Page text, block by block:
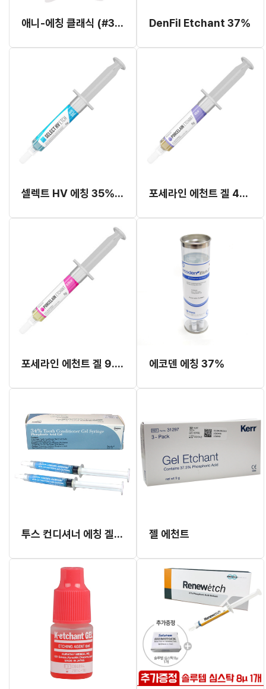
애니-에칭 클래식 (#305-1) DenFil Etchant 37%
셀렉트 HV 에칭 35% 시린지 (4EA)(E-59110P) 포세라인 에천트 겔 4% (E-5720E)
포세라인 에천트 겔 9.5% (E-5707P) 에코덴 에칭 37%
투스 컨디셔너 에칭 겔 (개별발주, 2달이상 소요) 젤 에천트